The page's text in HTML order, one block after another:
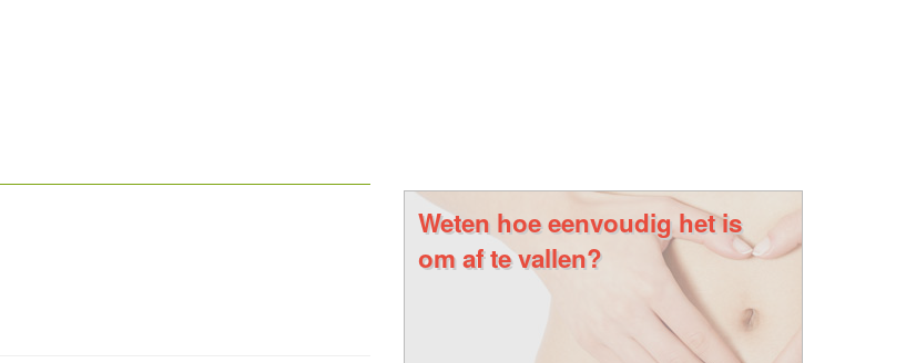
Weten hoe eenvoudig het is
om af te vallen?